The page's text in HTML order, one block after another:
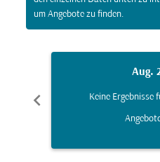
um Angebote zu finden.
chevron_left
Aug.
Keine Ergebnisse